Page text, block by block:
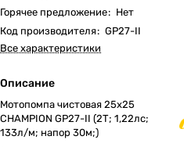
Горячее предложение: Нет
Код производителя: GP27-II
Все характеристики
Описание
Мотопомпа чистовая 25х25
CHAMPION GP27-II (2Т; 1,22лс;
133л/м; напор 30м;)